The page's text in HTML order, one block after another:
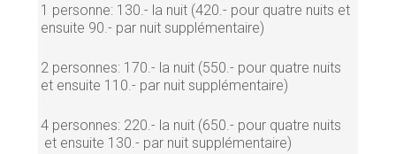
1 personne: 130.- la nuit (420.- pour quatre nuits et
ensuite 90.- par nuit supplémentaire)
2 personnes: 170.- la nuit (550.- pour quatre nuits
et ensuite 110.- par nuit supplémentaire)
4 personnes: 220.- la nuit (650.- pour quatre nuits
et ensuite 130.- par nuit supplémentaire)